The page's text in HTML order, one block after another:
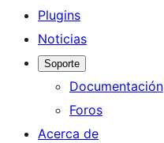
Plugins
Noticias
Soporte
Documentación
Foros
Acerca de